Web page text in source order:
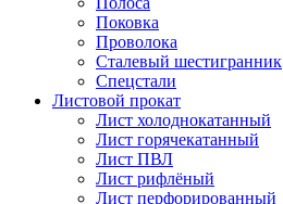
Поковка
Проволока
Сталевый шестигранник
Спецстали
Листовой прокат
Лист холоднокатанный
Лист горячекатанный
Лист ПВЛ
Лист рифлёный
Лист перфорированный